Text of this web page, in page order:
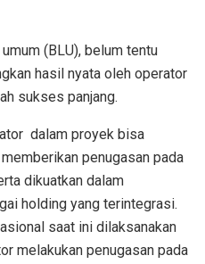
(BLU), belum tentu
hasil nyata oleh operator
sukses panjang.
dalam proyek bisa
penugasan pada
dikuatkan dalam
holding yang terintegrasi.
saat ini dilaksanakan
melakukan penugasan pada